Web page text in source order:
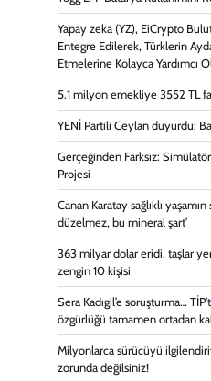
Yapay zeka (YZ), EiCrypto
Entegre Edilerek, Türklerin
Etmelerine Kolayca Yardımcı
5.1 milyon emekliye 3552 TL
YENİ Partili Ceylan duyurdu:
Gerçeğinden Farksız:
Projesi
Canan Karatay sağlıklı yaşamın
düzelmez, bu mineral şart’
363 milyar dolar eridi, taşlar
zengin 10 kişisi
Sera Kadıgil’e soruşturma…
özgürlüğü tamamen ortadan
Milyonlarca sürücüyü
zorunda değilsiniz!